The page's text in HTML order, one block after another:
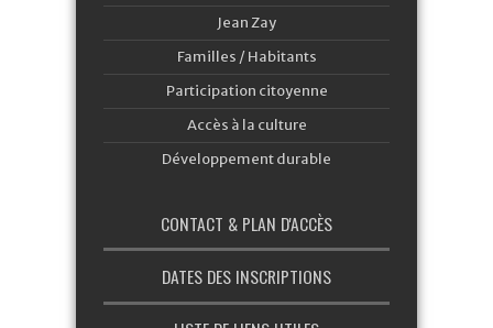
Jean Zay
Familles / Habitants
Participation citoyenne
Accès à la culture
Développement durable
CONTACT & PLAN D'ACCÈS
DATES DES INSCRIPTIONS